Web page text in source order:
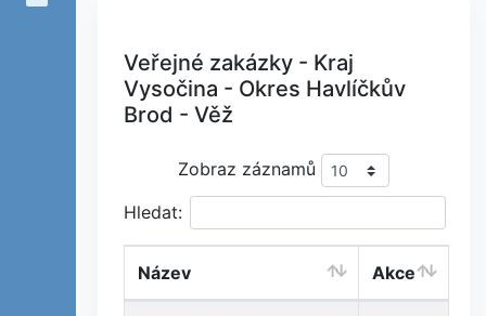
Veřejné zakázky - Kraj
Vysočina - Okres Havlíčkův
Brod - Věž
Zobraz záznamů
Hledat:
Název Akce